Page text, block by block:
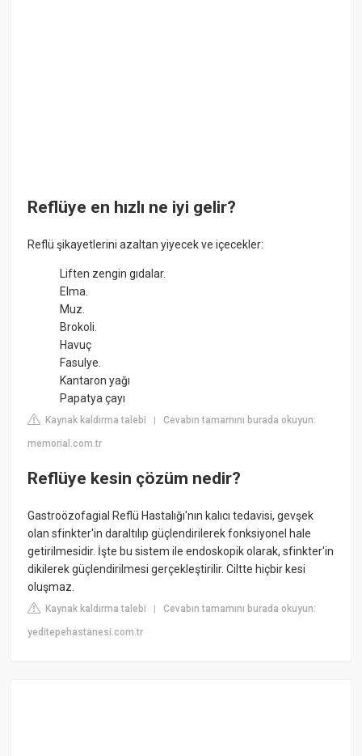
Reflüye en hızlı ne iyi gelir?
Reflü şikayetlerini azaltan yiyecek ve içecekler:
Liften zengin gıdalar.
Elma.
Muz.
Brokoli.
Havuç
Fasulye.
Kantaron yağı
Papatya çayı
Kaynak kaldırma talebi |Cevabın tamamını burada okuyun:
memorial.com.tr
Reflüye kesin çözüm nedir?
Gastroözofagial Reflü Hastalığı'nın kalıcı tedavisi, gevşek
olan sfinkter'in daraltılıp güçlendirilerek fonksiyonel hale
getirilmesidir. İşte bu sistem ile endoskopik olarak, sfinkter'in
dikilerek güçlendirilmesi gerçekleştirilir. Ciltte hiçbir kesi
oluşmaz.
Kaynak kaldırma talebi |Cevabın tamamını burada okuyun:
yeditepehastanesi.com.tr